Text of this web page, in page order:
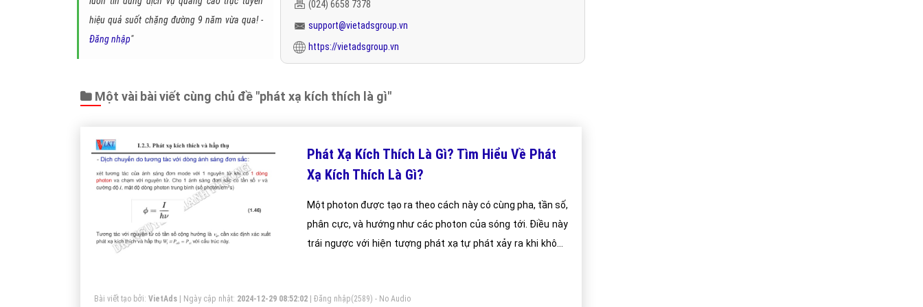
hiệu quả suốt chặng đường 9 năm vừa qua! -
Đăng nhập"
(024) 6658 7378
support@vietadsgroup.vn
https://vietadsgroup.vn
Một vài bài viết cùng chủ đề "phát xạ kích thích là gì"
Phát Xạ Kích Thích Là Gì? Tìm Hiểu Về Phát
Xạ Kích Thích Là Gì?
Một photon được tạo ra theo cách này có cùng pha, tần số,
phân cực, và hướng như các photon của sóng tới. Điều này
trái ngược với hiện tượng phát xạ tự phát xảy ra khi không
Bài viết tạo bởi: VietAds | Ngày cập nhật: 2024-12-29 08:52:02 Đăng nhập(2589) - No Audio